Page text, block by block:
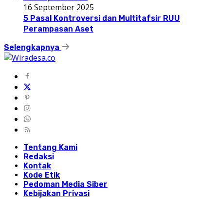
16 September 2025
5 Pasal Kontroversi dan Multitafsir RUU
Perampasan Aset
Selengkapnya
Tentang Kami
Redaksi
Kontak
Kode Etik
Pedoman Media Siber
Kebijakan Privasi